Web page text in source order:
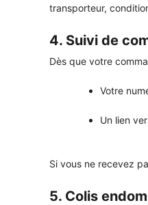
transporteur,
4. Suivi de
Dès que votre
Votre
Un lien
Si vous ne recevez
5. Colis